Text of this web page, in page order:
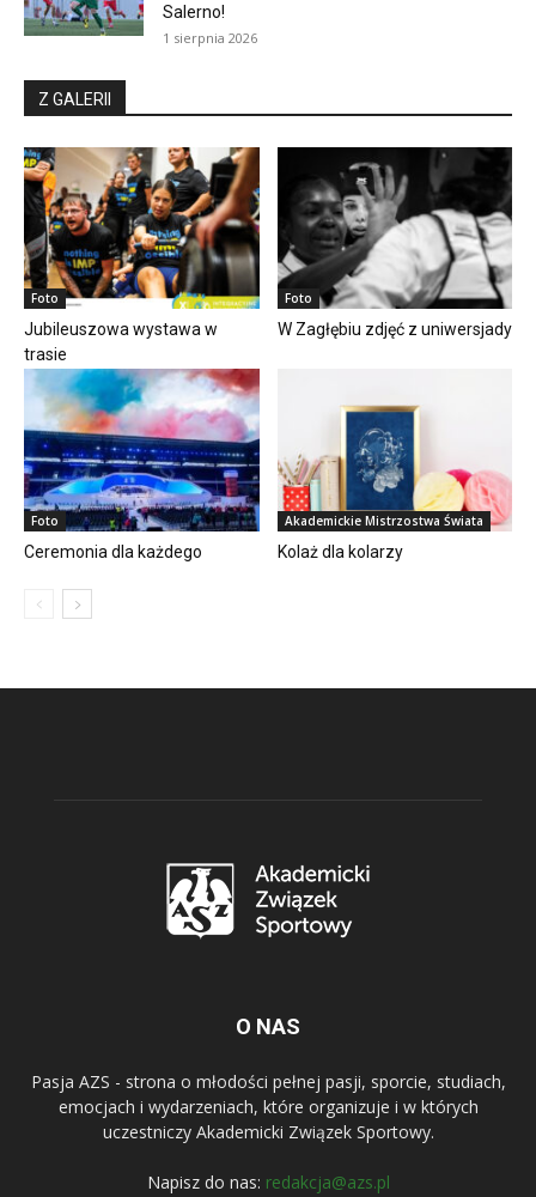
Salerno!
1 sierpnia 2026
Z GALERII
Foto
Jubileuszowa wystawa w
trasie
Foto
W Zagłębiu zdjęć z uniwersjady
Foto
Ceremonia dla każdego
Akademickie Mistrzostwa Świata
Kolaż dla kolarzy
O NAS
Pasja AZS - strona o młodości pełnej pasji, sporcie, studiach,
emocjach i wydarzeniach, które organizuje i w których
uczestniczy Akademicki Związek Sportowy.
Napisz do nas: redakcja@azs.pl